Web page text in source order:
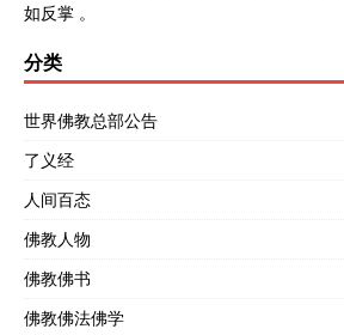
如反掌 。
分类
世界佛教总部公告
了义经
人间百态
佛教人物
佛教佛书
佛教佛法佛学